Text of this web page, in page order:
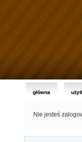
główna
Nie jesteś